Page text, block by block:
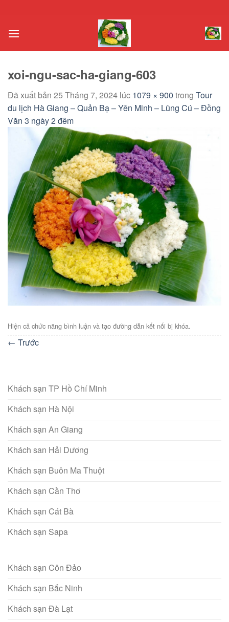
nội
xoi-ngu-sac-ha-giang-603
Đã xuất bản 25 Tháng 7, 2024 lúc 1079 × 900 trong Tour
du lịch Hà Giang – Quản Bạ – Yên Minh – Lũng Cú – Đồng
Văn 3 ngày 2 đêm
Hiện cả chức năng bình luận và tạo đường dẫn kết nối bị khóa.
← Trước
Khách sạn TP Hồ Chí Minh
Khách sạn Hà Nội
Khách sạn An Giang
Khách san Hải Dương
Khách sạn Buôn Ma Thuột
Khách sạn Cần Thơ
Khách sạn Cát Bà
Khách sạn Sapa
Khách sạn Côn Đảo
Khách sạn Bắc Ninh
Khách sạn Đà Lạt